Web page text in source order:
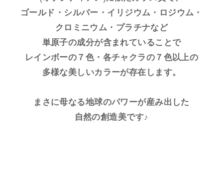
ゴールド・シルバー・イリジウム・ロジウム・
クロミニウム・プラチナなど
単原子の成分が含まれていることで
レインボーの７色・各チャクラの７色以上の
多様な美しいカラーが存在します。
まさに母なる地球のパワーが産み出した
自然の創造美です♪